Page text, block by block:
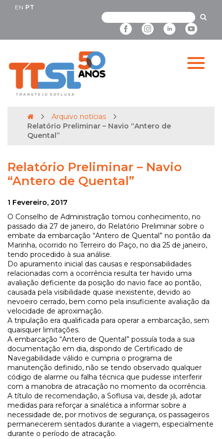
EN PT
Arquivo notícias
Relatório Preliminar – Navio “Antero de
Quental”
Relatório Preliminar – Navio
“Antero de Quental”
1 Fevereiro, 2017
O Conselho de Administração tomou conhecimento, no
passado dia 27 de janeiro, do Relatório Preliminar sobre o
embate da embarcação “Antero de Quental” no pontão da
Marinha, ocorrido no Terreiro do Paço, no dia 25 de janeiro,
tendo procedido à sua análise.
Do apuramento inicial das causas e responsabilidades
relacionadas com a ocorrência resulta ter havido uma
avaliação deficiente da posição do navio face ao pontão,
causada pela visibilidade quase inexistente, devido ao
nevoeiro cerrado, bem como pela insuficiente avaliação da
velocidade de aproximação.
A tripulação era qualificada para operar a embarcação, sem
quaisquer limitações.
A embarcação “Antero de Quental” possuía toda a sua
documentação em dia, dispondo de Certificado de
Navegabilidade válido e cumpria o programa de
manutenção definido, não se tendo observado qualquer
código de alarme ou falha técnica que pudesse interferir
com a manobra de atracação no momento da ocorrência.
A título de recomendação, a Soflusa vai, desde já, adotar
medidas para reforçar a sinalética a informar sobre a
necessidade de, por motivos de segurança, os passageiros
permanecerem sentados durante a viagem, especialmente
durante o período de atracação.